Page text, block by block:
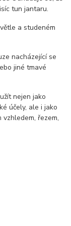
tun jantaru.
a studeném
nacházející se
jiné tmavé
nejen jako
účely, ale i jako
řezem,